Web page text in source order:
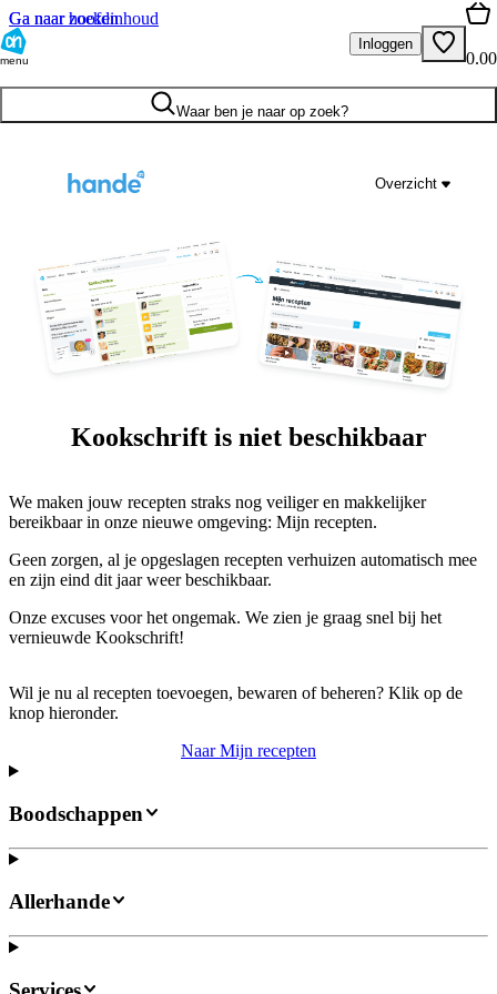
Ga naar hoofdinhoud
Ga naar zoeken
menu
Inloggen
0.00
Waar ben je naar op zoek?
Overzicht
Kookschrift is niet beschikbaar
We maken jouw recepten straks nog veiliger en makkelijker
bereikbaar in onze nieuwe omgeving: Mijn recepten.
Geen zorgen, al je opgeslagen recepten verhuizen automatisch mee
en zijn eind dit jaar weer beschikbaar.
Onze excuses voor het ongemak. We zien je graag snel bij het
vernieuwde Kookschrift!
Wil je nu al recepten toevoegen, bewaren of beheren? Klik op de
knop hieronder.
Naar Mijn recepten
Boodschappen
Allerhande